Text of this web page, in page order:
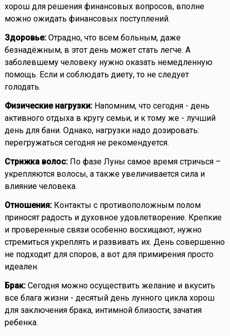
хорош для решения финансовых вопросов, вполне
можно ожидать финансовых поступлений.
Здоровье: Отрадно, что всем больным, даже
безнадёжным, в этот день может стать легче. А
заболевшему человеку нужно оказать немедленную
помощь. Если и соблюдать диету, то не следует
голодать.
Физические нагрузки: Напомним, что сегодня - день
активного отдыха в кругу семьи, и к тому же - лучший
день для бани. Однако, нагрузки надо дозировать:
перегружаться сегодня не рекомендуется.
Стрижка волос: По фазе Луны самое время стричься –
укрепляются волосы, а также увеличивается сила и
влияние человека.
Отношения: Контакты с противоположным полом
приносят радость и духовное удовлетворение. Крепкие
и проверенные связи особенно восхищают, нужно
стремиться укреплять и развивать их. День совершенно
не подходит для споров, а вот для примирения просто
идеален.
Брак: Сегодня можно осуществить желание и вкусить
все блага жизни - десятый день лунного цикла хорош
для заключения брака, интимной близости, зачатия
ребенка.